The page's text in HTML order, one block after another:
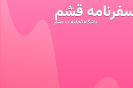
قشم
باشگاه تخفیفات قشم